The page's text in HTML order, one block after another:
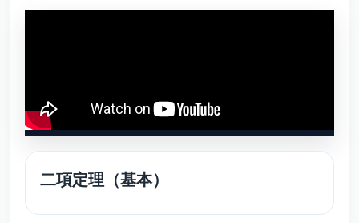
二項定理（基本）